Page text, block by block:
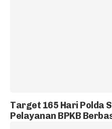
Target 165 Hari Polda
Pelayanan BPKB